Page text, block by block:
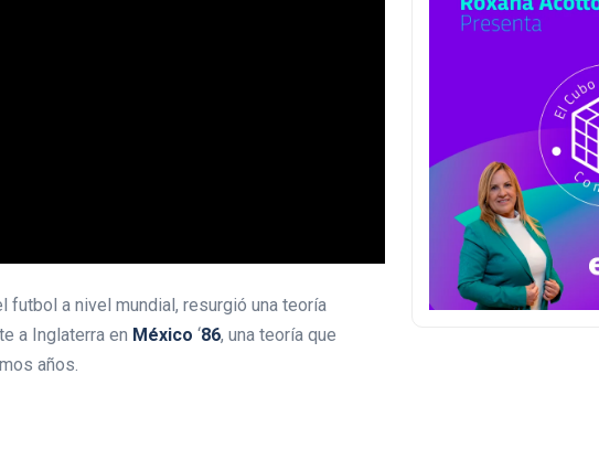
futbol a nivel mundial, resurgió una teoría
a Inglaterra en México ‘86, una teoría que
años.